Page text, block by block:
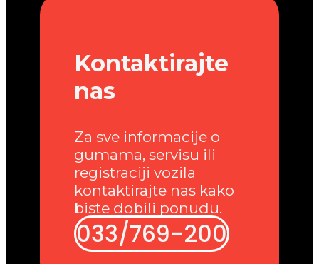
Kontaktirajte
nas
Za sve informacije o
gumama, servisu ili
registraciji vozila
kontaktirajte nas kako
biste dobili ponudu.
033/769-200